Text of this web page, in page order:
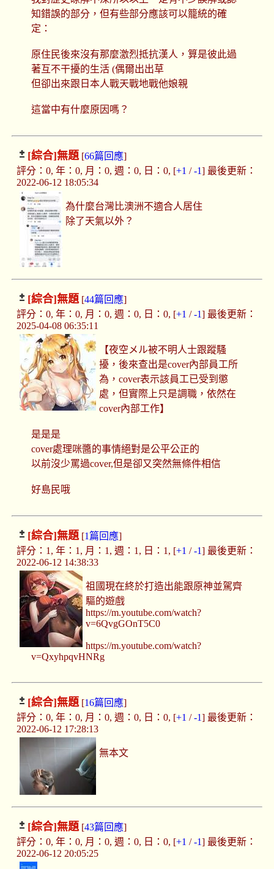
知錯誤的部分，但有些部分應該可以籠統的確
定：
原住民後來沒有那麼激烈抵抗漢人，算是彼此過
著互不干擾的生活 (偶爾出出草
但卻出來跟日本人戰天戰地戰他娘親
這當中有什麼原因嗎？
[綜合]無題[66篇回應]
評分：0, 年：0, 月：0, 週：0, 日：0, [+1 /-1] 最後更新：
2022-06-12 18:05:34
為什麼台灣比澳洲不適合人居住
除了天氣以外？
[綜合]無題[44篇回應]
評分：0, 年：0, 月：0, 週：0, 日：0, [+1 /-1] 最後更新：
2025-04-08 06:35:11
【夜空メル被不明人士跟蹤騷
擾，後來查出是cover內部員工所
為，cover表示該員工已受到懲
處，但實際上只是調職，依然在
cover內部工作】
是是是
cover處理咪醬的事情絕對是公平公正的
以前沒少罵過cover,但是卻又突然無條件相信
好島民哦
[綜合]無題[1篇回應]
評分：1, 年：1, 月：1, 週：1, 日：1, [+1 /-1] 最後更新：
2022-06-12 14:38:33
祖國現在終於打造出能跟原神並駕齊
驅的遊戲
https://m.youtube.com/watch?
v=6QvgGOnT5C0
https://m.youtube.com/watch?
v=QxyhpqvHNRg
[綜合]無題[16篇回應]
評分：0, 年：0, 月：0, 週：0, 日：0, [+1 /-1] 最後更新：
2022-06-12 17:28:13
無本文
[綜合]無題[43篇回應]
評分：0, 年：0, 月：0, 週：0, 日：0, [+1 /-1] 最後更新：
2022-06-12 20:05:25